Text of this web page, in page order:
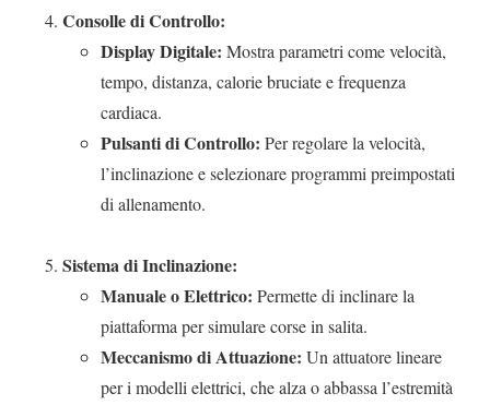
Consolle di Controllo:
Display Digitale: Mostra parametri come velocità,
tempo, distanza, calorie bruciate e frequenza
cardiaca.
Pulsanti di Controllo: Per regolare la velocità,
l’inclinazione e selezionare programmi preimpostati
di allenamento.
Sistema di Inclinazione:
Manuale o Elettrico: Permette di inclinare la
piattaforma per simulare corse in salita.
Meccanismo di Attuazione: Un attuatore lineare
per i modelli elettrici, che alza o abbassa l’estremità